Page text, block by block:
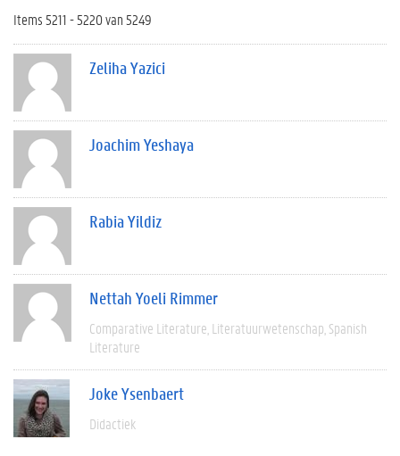
Items 5211 - 5220 van 5249
Zeliha Yazici
Joachim Yeshaya
Rabia Yildiz
Nettah Yoeli Rimmer
Comparative Literature Literatuurwetenschap Spanish
Literature
Joke Ysenbaert
Didactiek